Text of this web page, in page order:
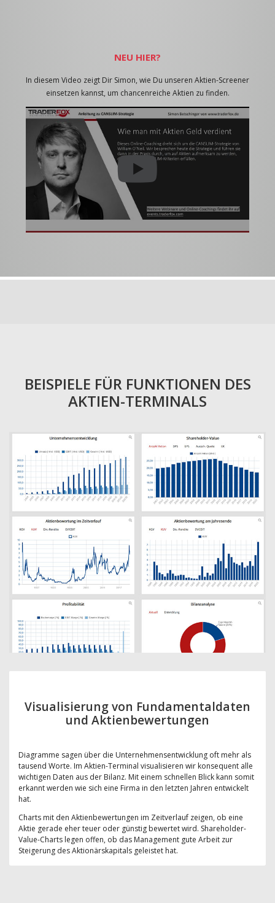
NEU HIER?
In diesem Video zeigt Dir Simon, wie Du unseren Aktien-Screener
einsetzen kannst, um chancenreiche Aktien zu finden.
BEISPIELE FÜR FUNKTIONEN DES
AKTIEN-TERMINALS
Visualisierung von Fundamentaldaten
und Aktienbewertungen
Diagramme sagen über die Unternehmensentwicklung oft mehr als
tausend Worte. Im Aktien-Terminal visualisieren wir konsequent alle
wichtigen Daten aus der Bilanz. Mit einem schnellen Blick kann somit
erkannt werden wie sich eine Firma in den letzten Jahren entwickelt
hat.
Charts mit den Aktienbewertungen im Zeitverlauf zeigen, ob eine
Aktie gerade eher teuer oder günstig bewertet wird. Shareholder-
Value-Charts legen offen, ob das Management gute Arbeit zur
Steigerung des Aktionärskapitals geleistet hat.